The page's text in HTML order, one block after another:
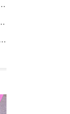
테스 원장 용산 아파트 방...
류지광과 저음 대결 승리
화보 공개…서울 한복판 대형 현...